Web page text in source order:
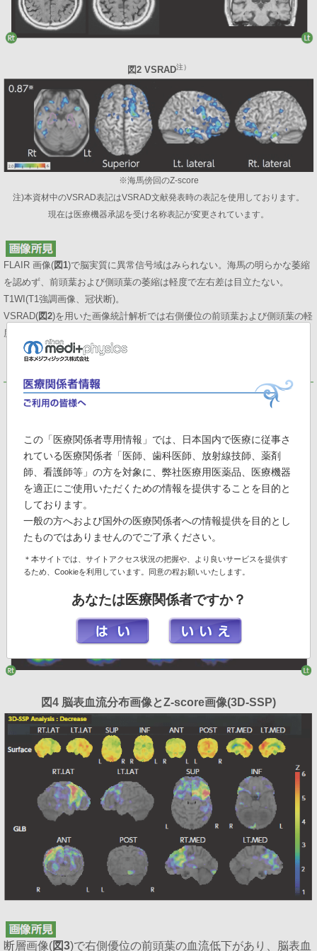
図2 VSRAD注）
※海馬傍回のZ-score
注)本資材中のVSRAD表記はVSRAD文献発表時の表記を使用しております。
現在は医療機器承認を受け名称表記が変更されています。
FLAIR 画像(図1)で脳実質に異常信号域はみられない。海馬の明らかな萎縮
を認めず、前頭葉および側頭葉の萎縮は軽度で左右差は目立たない。
T1WI(T1強調画像、冠状断)。
VSRAD(図2)を用いた画像統計解析では右側優位の前頭葉および側頭葉の軽
度萎縮が示唆される。
図4 脳表血流分布画像とZ-score画像(3D-SSP)
断層画像(図3)で右側優位の前頭葉の血流低下があり、脳表血
この「医療関係者専用情報」では、日本国内で医療に従事さ
れている医療関係者「医師、歯科医師、放射線技師、薬剤
師、看護師等」の方を対象に、弊社医療用医薬品、医療機器
を適正にご使用いただくための情報を提供することを目的と
しております。
一般の方へおよび国外の医療関係者への情報提供を目的とし
たものではありませんのでご了承ください。
＊本サイトでは、サイトアクセス状況の把握や、より良いサービスを提供す
るため、Cookieを利用しています。同意の程お願いいたします。
あなたは医療関係者ですか？